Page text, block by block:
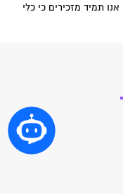
תמיד מזכירים כי כלי